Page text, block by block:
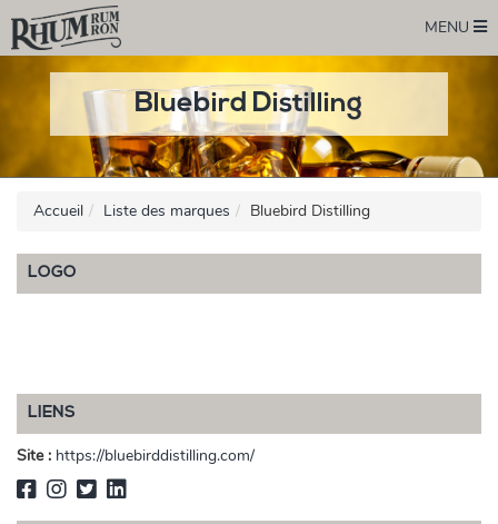
MENU
Bluebird Distilling
Accueil Liste des marques Bluebird Distilling
LOGO
LIENS
Site : https://bluebirddistilling.com/